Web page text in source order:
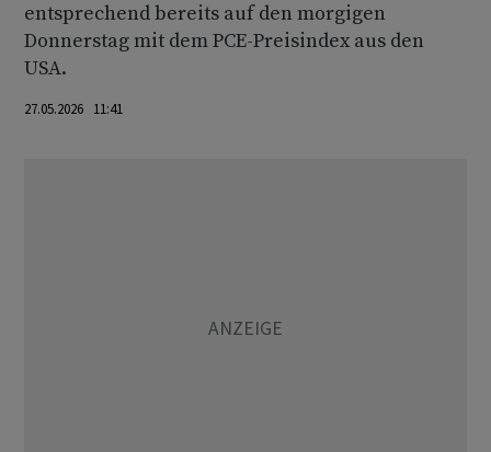
entsprechend bereits auf den morgigen
Donnerstag mit dem PCE-Preisindex aus den
USA.
27.05.2026 11:41